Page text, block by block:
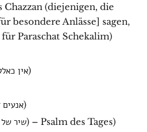
(diejenigen, die
besondere Anlässe] sagen,
Paraschat Schekalim)
(אין כאלקינו)
(אנעים זמירות)
(שיר של יום) – Psalm des Tages)